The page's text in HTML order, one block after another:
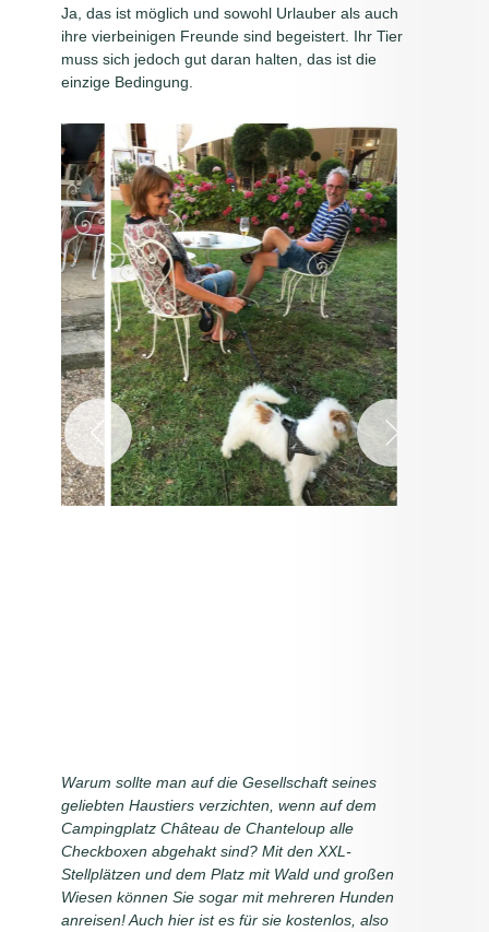
Ja, das ist möglich und sowohl Urlauber als auch
ihre vierbeinigen Freunde sind begeistert. Ihr Tier
muss sich jedoch gut daran halten, das ist die
einzige Bedingung.
Warum sollte man auf die Gesellschaft seines
geliebten Haustiers verzichten, wenn auf dem
Campingplatz Château de Chanteloup alle
Checkboxen abgehakt sind? Mit den XXL-
Stellplätzen und dem Platz mit Wald und großen
Wiesen können Sie sogar mit mehreren Hunden
anreisen! Auch hier ist es für sie kostenlos, also